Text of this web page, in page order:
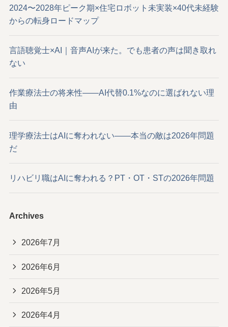
2024〜2028年ピーク期×住宅ロボット未実装×40代未経験
からの転身ロードマップ
言語聴覚士×AI｜音声AIが来た。でも患者の声は聞き取れ
ない
作業療法士の将来性——AI代替0.1%なのに選ばれない理
由
理学療法士はAIに奪われない——本当の敵は2026年問題
だ
リハビリ職はAIに奪われる？PT・OT・STの2026年問題
Archives
2026年7月
2026年6月
2026年5月
2026年4月